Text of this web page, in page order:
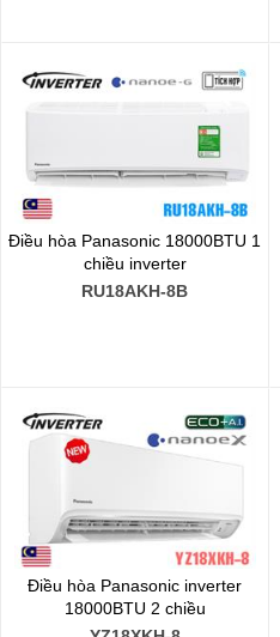
Điều hòa Panasonic 18000BTU 1
chiều inverter
RU18AKH-8B
Điều hòa Panasonic inverter
18000BTU 2 chiều